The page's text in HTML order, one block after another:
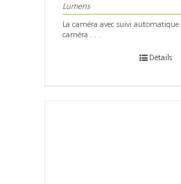
Lumens
La caméra avec suivi
caméra . . .
Détails